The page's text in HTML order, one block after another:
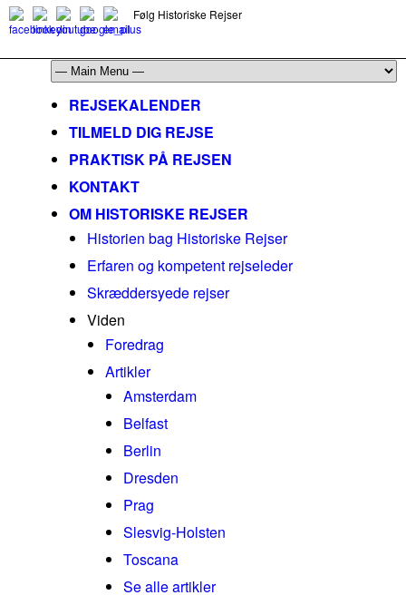
Følg Historiske Rejser
REJSEKALENDER
TILMELD DIG REJSE
PRAKTISK PÅ REJSEN
KONTAKT
OM HISTORISKE REJSER
Historien bag Historiske Rejser
Erfaren og kompetent rejseleder
Skræddersyede rejser
Viden
Foredrag
Artikler
Amsterdam
Belfast
Berlin
Dresden
Prag
Slesvig-Holsten
Toscana
Se alle artikler